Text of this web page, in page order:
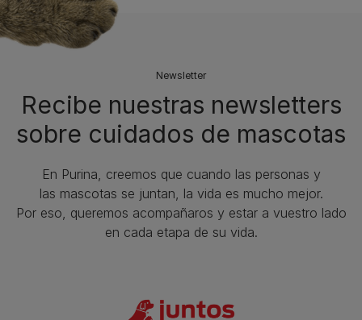
Newsletter
Recibe nuestras newsletters
sobre cuidados de mascotas​
En Purina, creemos que cuando las personas y
las mascotas se juntan, la vida es mucho mejor.
Por eso, queremos acompañaros y estar a vuestro lado
en cada etapa de su vida.​